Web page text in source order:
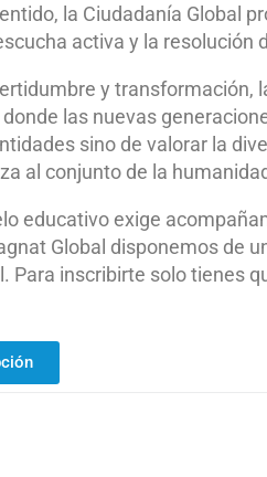
la Ciudadanía Global
activa y la resolución
y transformación,
las nuevas
sino de valorar la
al conjunto de la
educativo exige
Global disponemos de
Para inscribirte solo tienes